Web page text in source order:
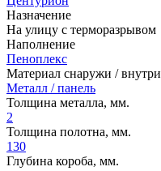
Назначение
На улицу с терморазрывом
Наполнение
Пеноплекс
Материал снаружи / внутри
Металл / панель
Толщина металла, мм.
2
Толщина полотна, мм.
130
Глубина короба, мм.